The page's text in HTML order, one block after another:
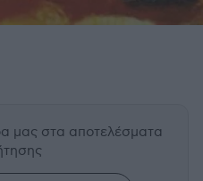
μας στα αποτελέσματα